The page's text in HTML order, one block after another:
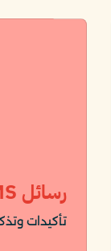
رسائل SMS تلقائية
تأكيدات